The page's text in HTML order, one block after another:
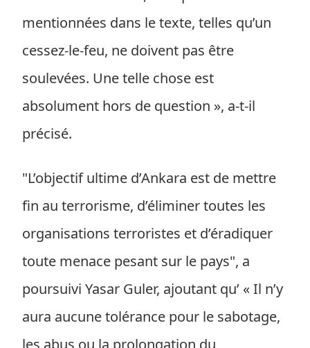
mentionnées dans le texte, telles qu’un
cessez-le-feu, ne doivent pas être
soulevées. Une telle chose est
absolument hors de question », a-t-il
précisé.
"L’objectif ultime d’Ankara est de mettre
fin au terrorisme, d’éliminer toutes les
organisations terroristes et d’éradiquer
toute menace pesant sur le pays", a
poursuivi Yasar Guler, ajoutant qu’ « Il n’y
aura aucune tolérance pour le sabotage,
les abus ou la prolongation du